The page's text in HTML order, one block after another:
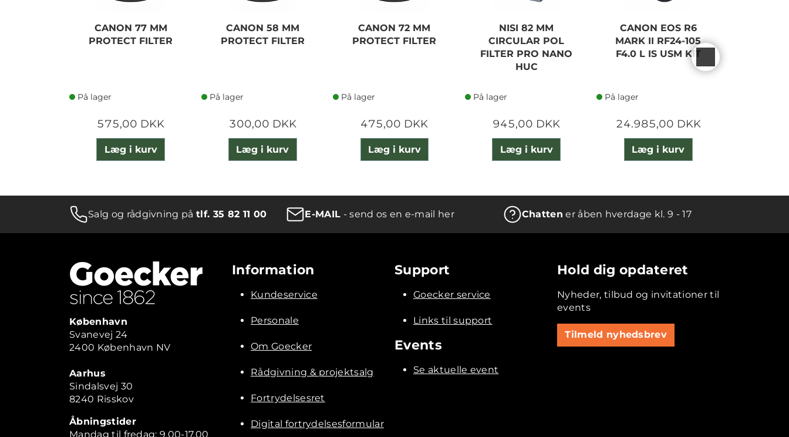
CANON 77 MM
PROTECT FILTER
På lager
575,00 DKK
Læg i kurv
CANON 58 MM
PROTECT FILTER
På lager
300,00 DKK
Læg i kurv
CANON 72 MM
PROTECT FILTER
På lager
475,00 DKK
Læg i kurv
NISI 82 MM
CIRCULAR POL
FILTER PRO NANO
HUC
På lager
945,00 DKK
Læg i kurv
CANON EOS R6
MARK II RF24-105
F4.0 L IS USM KIT
På lager
24.985,00 DKK
Læg i kurv
Salg og rådgivning påtlf. 35 82 11 00 E-MAIL - send os en e-mail her Chatten er åben hverdage kl. 9 - 17
København
Svanevej 24
2400 København NV
Aarhus
Sindalsvej 30
8240 Risskov
Åbningstider
Mandag til fredag: 9.00-17.00
Information
Kundeservice
Personale
Om Goecker
Rådgivning & projektsalg
Fortrydelsesret
Digital fortrydelsesformular
Support
Goecker service
Links til support
Events
Se aktuelle event
Hold dig opdateret
Nyheder, tilbud og invitationer til
events
Tilmeld nyhedsbrev